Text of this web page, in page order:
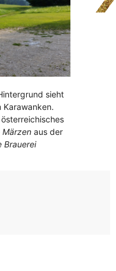
sieht
Karawanken.
Märzenaus der
Brauerei